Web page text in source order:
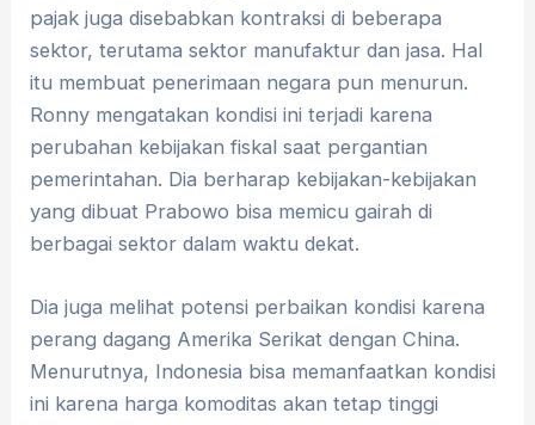
pajak juga disebabkan kontraksi di beberapa
sektor, terutama sektor manufaktur dan jasa. Hal
itu membuat penerimaan negara pun menurun.
Ronny mengatakan kondisi ini terjadi karena
perubahan kebijakan fiskal saat pergantian
pemerintahan. Dia berharap kebijakan-kebijakan
yang dibuat Prabowo bisa memicu gairah di
berbagai sektor dalam waktu dekat.
Dia juga melihat potensi perbaikan kondisi karena
perang dagang Amerika Serikat dengan China.
Menurutnya, Indonesia bisa memanfaatkan kondisi
ini karena harga komoditas akan tetap tinggi